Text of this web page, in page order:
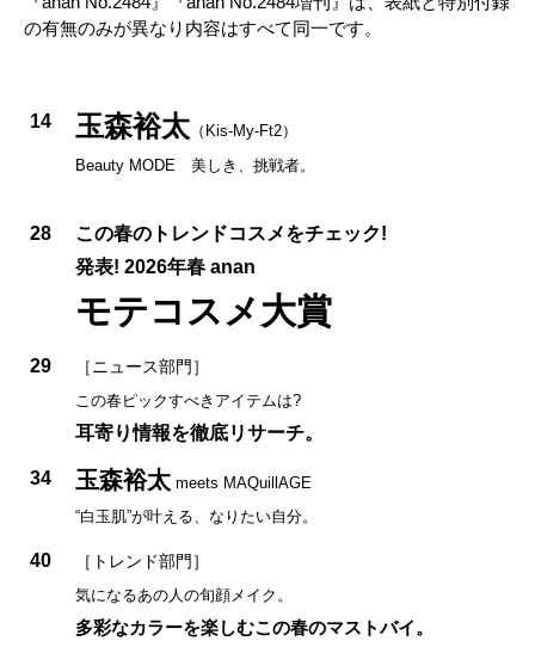
の有無のみが異なり内容はすべて同一です。
14 玉森裕太 （Kis-My-Ft2）
Beauty MODE 美しき、挑戦者。
28
この春のトレンドコスメをチェック!
発表! 2026年春 anan
モテコスメ大賞
29 ［ニュース部門］
この春ピックすべきアイテムは?
耳寄り情報を徹底リサーチ。
34 玉森裕太 meets MAQuillAGE
“白玉肌”が叶える、なりたい自分。
40 ［トレンド部門］
気になるあの人の旬顔メイク。
多彩なカラーを楽しむこの春のマストバイ。